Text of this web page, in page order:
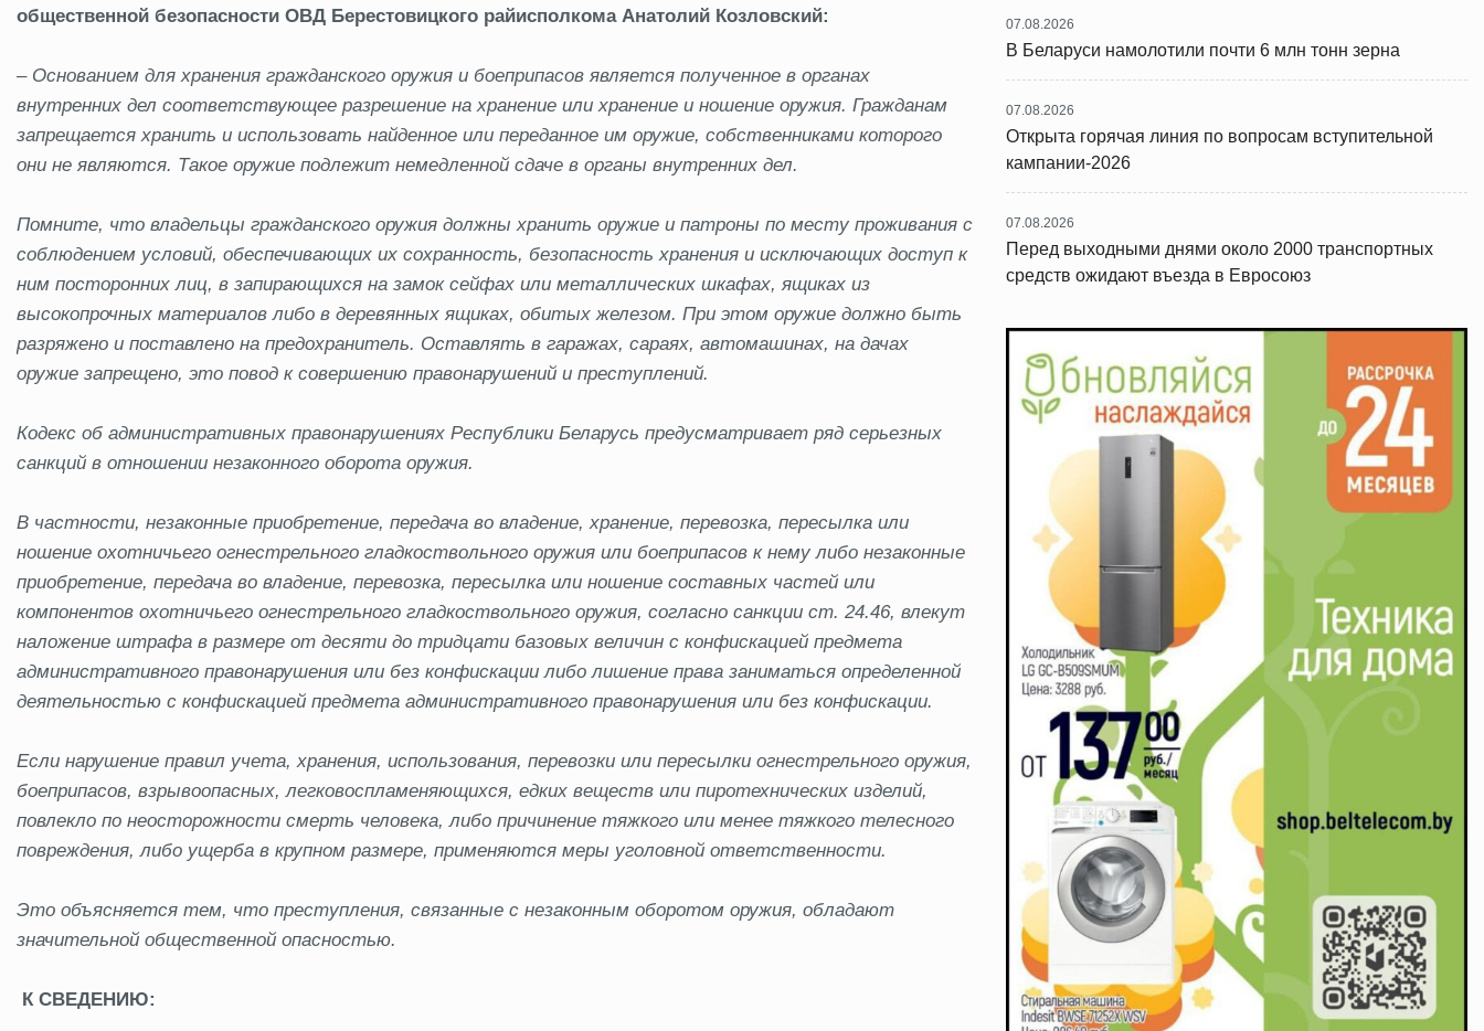
общественной безопасности ОВД Берестовицкого райисполкома Анатолий Козловский:
– Основанием для хранения гражданского оружия и боеприпасов является полученное в органах
внутренних дел соответствующее разрешение на хранение или хранение и ношение оружия. Гражданам
запрещается хранить и использовать найденное или переданное им оружие, собственниками которого
они не являются. Такое оружие подлежит немедленной сдаче в органы внутренних дел.
Помните, что владельцы гражданского оружия должны хранить оружие и патроны по месту проживания с
соблюдением условий, обеспечивающих их сохранность, безопасность хранения и исключающих доступ к
ним посторонних лиц, в запирающихся на замок сейфах или металлических шкафах, ящиках из
высокопрочных материалов либо в деревянных ящиках, обитых железом. При этом оружие должно быть
разряжено и поставлено на предохранитель. Оставлять в гаражах, сараях, автомашинах, на дачах
оружие запрещено, это повод к совершению правонарушений и преступлений.
Кодекс об административных правонарушениях Республики Беларусь предусматривает ряд серьезных
санкций в отношении незаконного оборота оружия.
В частности, незаконные приобретение, передача во владение, хранение, перевозка, пересылка или
ношение охотничьего огнестрельного гладкоствольного оружия или боеприпасов к нему либо незаконные
приобретение, передача во владение, перевозка, пересылка или ношение составных частей или
компонентов охотничьего огнестрельного гладкоствольного оружия, согласно санкции ст. 24.46, влекут
наложение штрафа в размере от десяти до тридцати базовых величин с конфискацией предмета
административного правонарушения или без конфискации либо лишение права заниматься определенной
деятельностью с конфискацией предмета административного правонарушения или без конфискации.
Если нарушение правил учета, хранения, использования, перевозки или пересылки огнестрельного оружия,
боеприпасов, взрывоопасных, легковоспламеняющихся, едких веществ или пиротехнических изделий,
повлекло по неосторожности смерть человека, либо причинение тяжкого или менее тяжкого телесного
повреждения, либо ущерба в крупном размере, применяются меры уголовной ответственности.
Это объясняется тем, что преступления, связанные с незаконным оборотом оружия, обладают
значительной общественной опасностью.
К СВЕДЕНИЮ:
07.08.2026
В Беларуси намолотили почти 6 млн тонн зерна
07.08.2026
Открыта горячая линия по вопросам вступительной
кампании-2026
07.08.2026
Перед выходными днями около 2000 транспортных
средств ожидают въезда в Евросоюз